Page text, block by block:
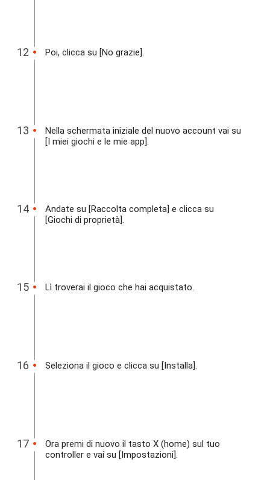
Poi, clicca su [No grazie].
Nella schermata iniziale del nuovo account vai su
[I miei giochi e le mie app].
Andate su [Raccolta completa] e clicca su
[Giochi di proprietà].
Lì troverai il gioco che hai acquistato.
Seleziona il gioco e clicca su [Installa].
Ora premi di nuovo il tasto X (home) sul tuo
controller e vai su [Impostazioni].